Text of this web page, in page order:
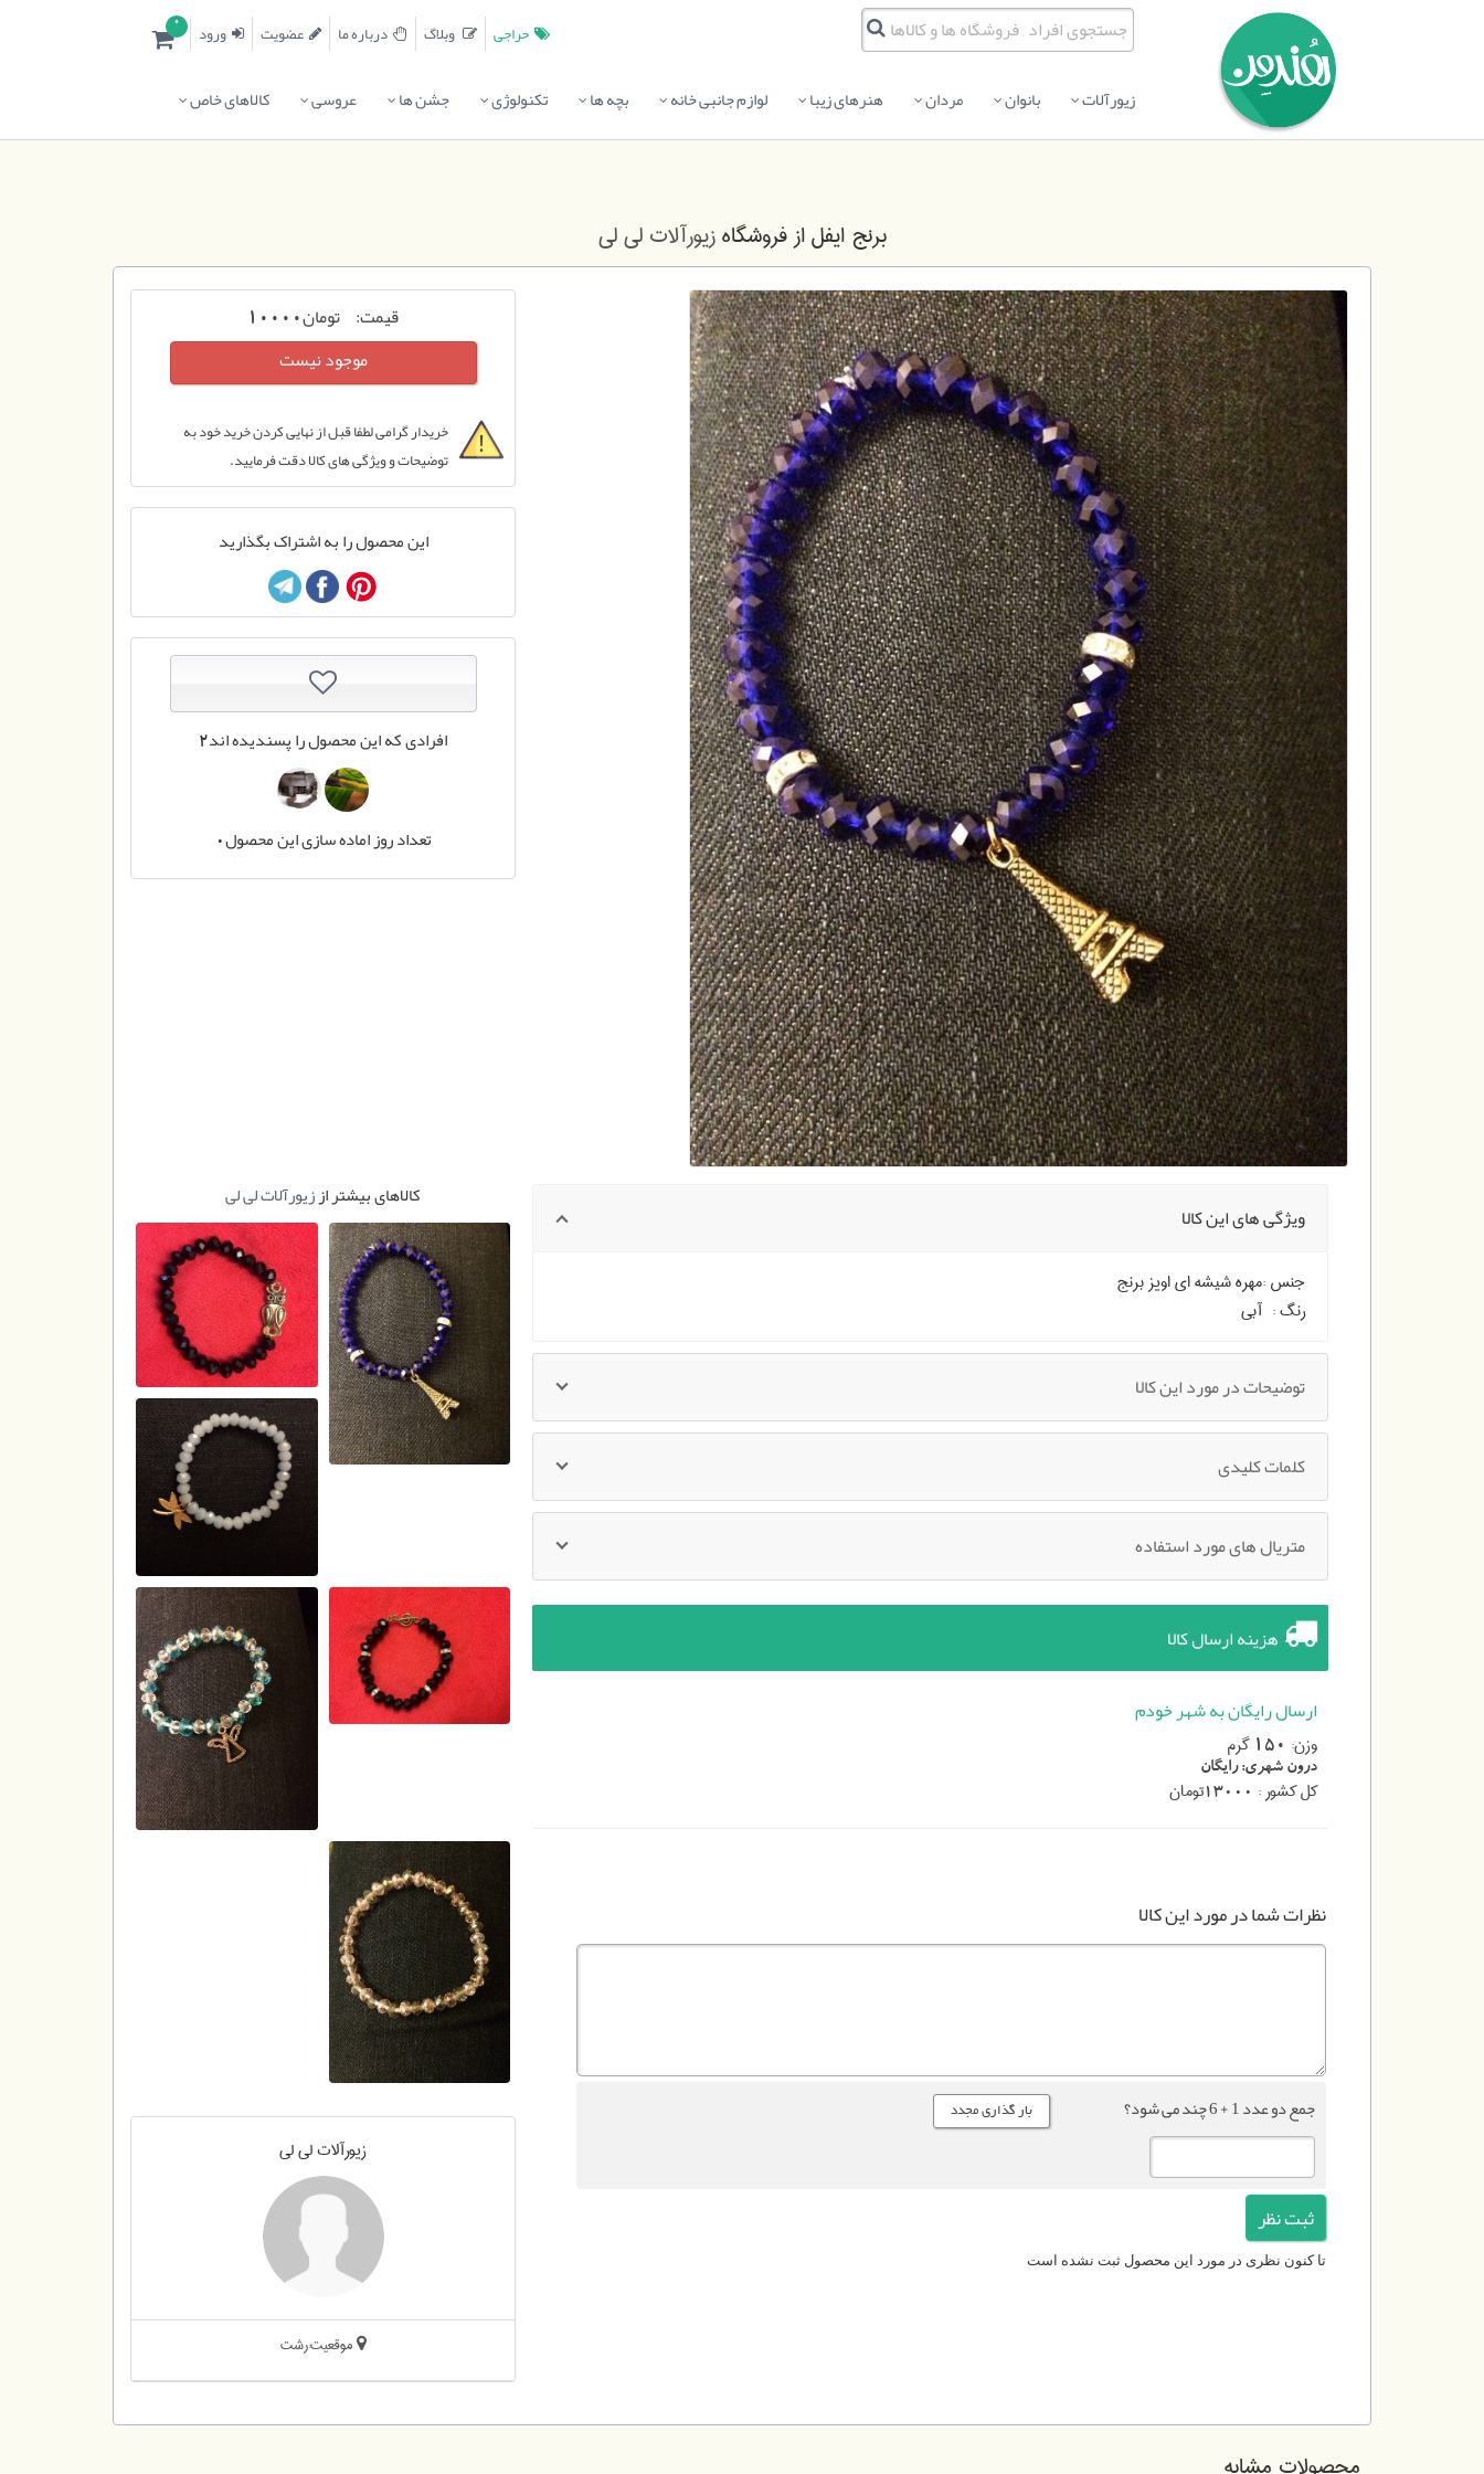
0 ورود عضویت درباره ما حراجی
زیورآلات بانوان مردان هنرهای زیبا لوازم جانبی خانه بچه ها تکنولوژی جشن ها عروسی کالاهای خاص
برنج ایفلاز فروشگاهزیورآلات لی لی
قیمت: تومان10000
موجود نیست
خریدار گرامی لطفا قبل از نهایی کردن خرید خود به
توضیحات و ویژگی های کالا دقت فرمایید.
این محصول را به اشتراک بگذارید
2افرادی که این محصول را پسندیده اند
تعداد روز اماده سازی این محصول0
ویژگی های این کالا
جنس :مهره شیشه ای اویز برنج
رنگ : آبی
توضیحات در مورد این کالا
کلمات کلیدی
متریال های مورد استفاده
هزینه ارسال کالا
ارسال رایگان به شهر خودم
وزن: گرم
درون شهری:رایگان
کل کشور : 13000تومان
نظرات شما در مورد این کالا
جمع دو عدد 1 + 6 چند می شود؟
تا کنون نظری در مورد این محصول ثبت نشده است
کالاهای بیشتر اززیورآلات لی لی
زیورآلات لی لی
موقعیت:رشت